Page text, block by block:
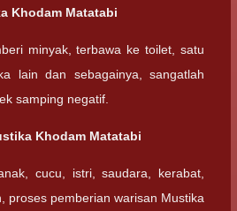
Khodam Matatabi
minyak, terbawa ke toilet, satu
lain dan sebagainya, sangatlah
samping negatif.
Khodam Matatabi
cucu, istri, saudara, kerabat,
proses pemberian warisan Mustika